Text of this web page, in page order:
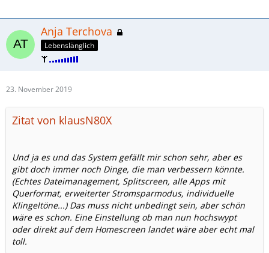
Anja Terchova
Lebenslänglich
23. November 2019
Zitat von klausN80X
Und ja es und das System gefällt mir schon sehr, aber es
gibt doch immer noch Dinge, die man verbessern könnte.
(Echtes Dateimanagement, Splitscreen, alle Apps mit
Querformat, erweiterter Stromsparmodus, individuelle
Klingeltöne...) Das muss nicht unbedingt sein, aber schön
wäre es schon. Eine Einstellung ob man nun hochswypt
oder direkt auf dem Homescreen landet wäre aber echt mal
toll.